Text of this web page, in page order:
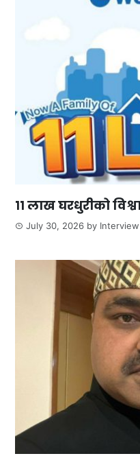
११ लाख घरधुरीको
July 30, 2026 by